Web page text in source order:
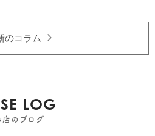
のコラム
LOG
店のブログ